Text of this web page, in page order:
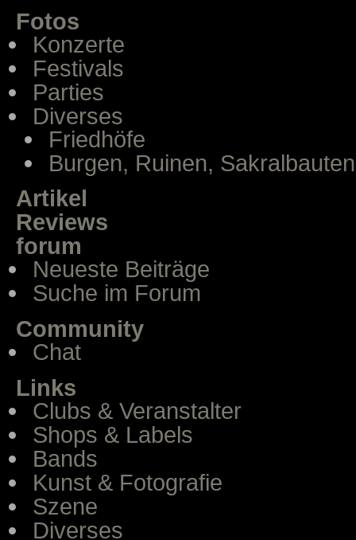
Fotos
Konzerte
Festivals
Parties
Diverses
Friedhöfe
Burgen, Ruinen, Sakralbauten
Artikel
Reviews
forum
Neueste Beiträge
Suche im Forum
Community
Chat
Links
Clubs & Veranstalter
Shops & Labels
Bands
Kunst & Fotografie
Szene
Diverses